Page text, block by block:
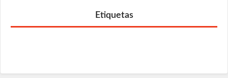
Etiquetas